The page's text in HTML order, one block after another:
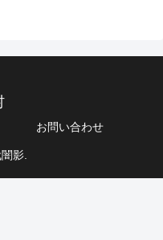
お問い合わせ
影.